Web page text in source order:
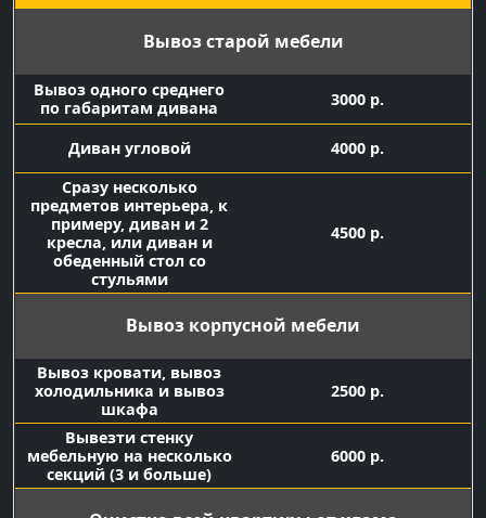
Вывоз старой мебели
Вывоз одного среднего
по габаритам дивана
3000 р.
Диван угловой
4000 р.
Сразу несколько
предметов интерьера, к
примеру, диван и 2
кресла, или диван и
обеденный стол со
стульями
4500 р.
Вывоз корпусной мебели
Вывоз кровати, вывоз
холодильника и вывоз
шкафа
2500 р.
Вывезти стенку
мебельную на несколько
секций (3 и больше)
6000 р.